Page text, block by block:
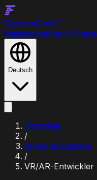
TexturesFast™
Material stehlen ↗ Preise
Deutsch
Startseite
/
Anwendungsfälle
/
VR/AR-Entwickler